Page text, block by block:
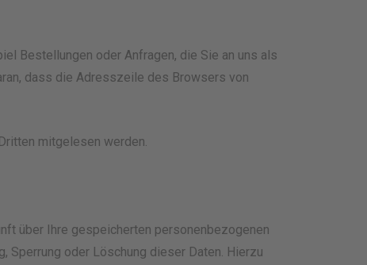
Bestellungen oder Anfragen, die Sie an uns als
dass die Adresszeile des Browsers von
mitgelesen werden.
über Ihre gespeicherten personenbezogenen
Sperrung oder Löschung dieser Daten. Hierzu